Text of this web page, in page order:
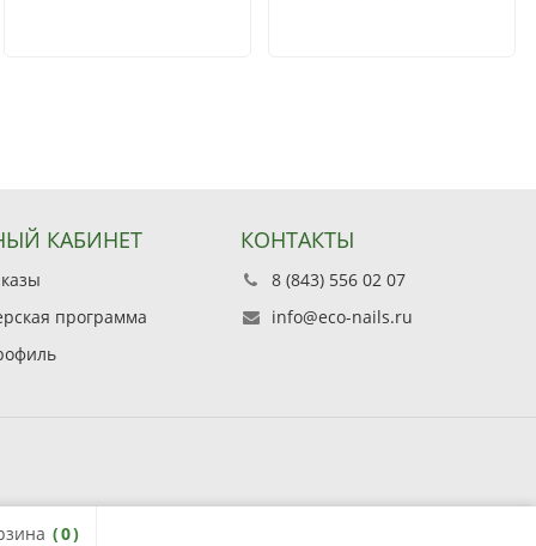
КАБИНЕТ
программа
КОНТАКТЫ
8 (843) 556 02 07
info@eco-nails.ru
0